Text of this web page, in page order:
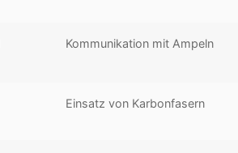
Kommunikation mit Ampeln
Einsatz von Karbonfasern